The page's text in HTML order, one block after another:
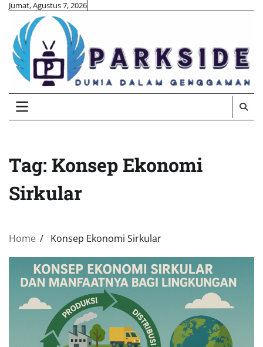
Skip
content
Jumat, Agustus 7, 2026
Tag: Konsep Ekonomi
Sirkular
Home Konsep Ekonomi Sirkular